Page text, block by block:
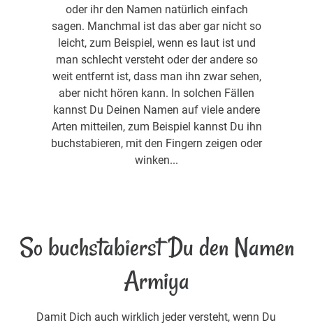
oder ihr den Namen natürlich einfach
sagen. Manchmal ist das aber gar nicht so
leicht, zum Beispiel, wenn es laut ist und
man schlecht versteht oder der andere so
weit entfernt ist, dass man ihn zwar sehen,
aber nicht hören kann. In solchen Fällen
kannst Du Deinen Namen auf viele andere
Arten mitteilen, zum Beispiel kannst Du ihn
buchstabieren, mit den Fingern zeigen oder
winken...
So buchstabierst Du den Namen
Armiya
Damit Dich auch wirklich jeder versteht, wenn Du